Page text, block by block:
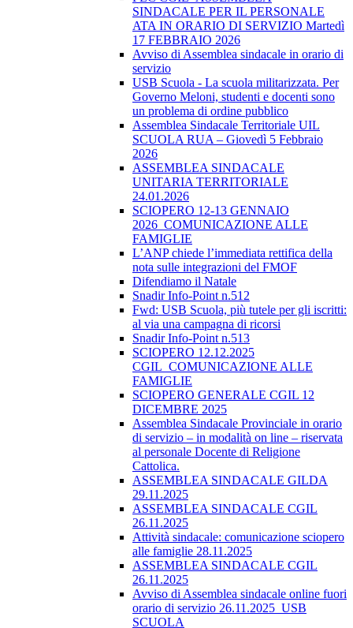
SINDACALE PER IL PERSONALE
ATA IN ORARIO DI SERVIZIO Martedì
17 FEBBRAIO 2026
Avviso di Assemblea sindacale in orario di
servizio
USB Scuola - La scuola militarizzata. Per
Governo Meloni, studenti e docenti sono
un problema di ordine pubblico
Assemblea Sindacale Territoriale UIL
SCUOLA RUA – Giovedì 5 Febbraio
2026
ASSEMBLEA SINDACALE
UNITARIA TERRITORIALE
24.01.2026
SCIOPERO 12-13 GENNAIO
2026_COMUNICAZIONE ALLE
FAMIGLIE
L’ANP chiede l’immediata rettifica della
nota sulle integrazioni del FMOF
Difendiamo il Natale
Snadir Info-Point n.512
Fwd: USB Scuola, più tutele per gli iscritti:
al via una campagna di ricorsi
Snadir Info-Point n.513
SCIOPERO 12.12.2025
CGIL_COMUNICAZIONE ALLE
FAMIGLIE
SCIOPERO GENERALE CGIL 12
DICEMBRE 2025
Assemblea Sindacale Provinciale in orario
di servizio – in modalità on line – riservata
al personale Docente di Religione
Cattolica.
ASSEMBLEA SINDACALE GILDA
29.11.2025
ASSEMBLEA SINDACALE CGIL
26.11.2025
Attività sindacale: comunicazione sciopero
alle famiglie 28.11.2025
ASSEMBLEA SINDACALE CGIL
26.11.2025
Avviso di Assemblea sindacale online fuori
orario di servizio 26.11.2025_USB
SCUOLA